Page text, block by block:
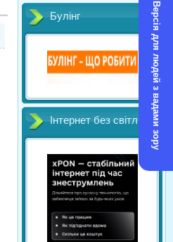
Версія для людей з вадами зору
Булінг
Інтернет без світл